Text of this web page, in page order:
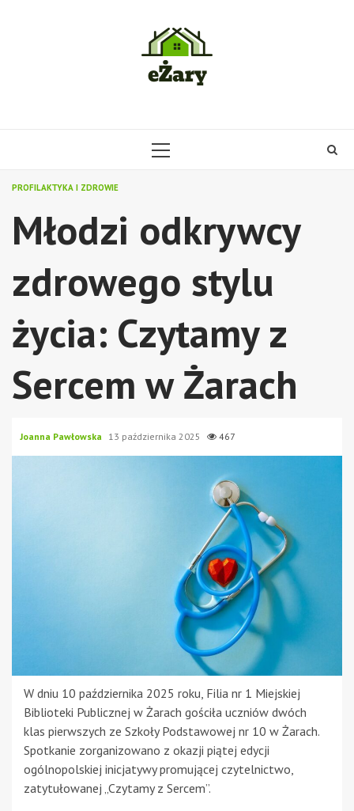
PRIMARY
PROFILAKTYKA I ZDROWIE
Młodzi odkrywcy
zdrowego stylu
życia: Czytamy z
Sercem w Żarach
Joanna Pawłowska 13 października 2025 467
W dniu 10 października 2025 roku, Filia nr 1 Miejskiej
Biblioteki Publicznej w Żarach gościła uczniów dwóch
klas pierwszych ze Szkoły Podstawowej nr 10 w Żarach.
Spotkanie zorganizowano z okazji piątej edycji
ogólnopolskiej inicjatywy promującej czytelnictwo,
zatytułowanej „Czytamy z Sercem”.